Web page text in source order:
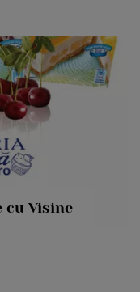
cu Visine